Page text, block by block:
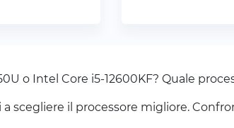
o Intel Core i5-12600KF? Quale
scegliere il processore migliore.